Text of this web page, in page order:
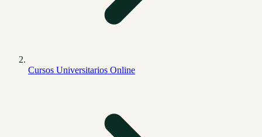
Cursos Universitarios Online